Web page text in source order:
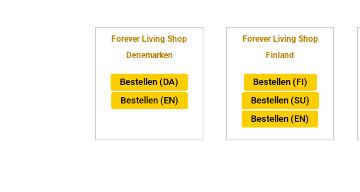
Forever Living Shop
Denemarken
Bestellen (DA)
Bestellen (EN)
Forever Living Shop
Finland
Bestellen (FI)
Bestellen (SU)
Bestellen (EN)